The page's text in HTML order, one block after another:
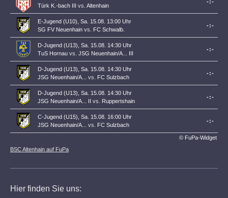
Türk K.-bach III vs. Altenhain
-:-
E-Jugend (U10), Sa. 15.08. 13:00 Uhr
SG FV Neuenhain vs. FC Schwalb.
-:-
D-Jugend (U13), Sa. 15.08. 14:30 Uhr
TuS Hornau vs. JSG Neuenhain/A... III
-:-
D-Jugend (U13), Sa. 15.08. 14:30 Uhr
JSG Neuenhain/A...
vs. FC Sulzbach
-:-
D-Jugend (U13), Sa. 15.08. 14:30 Uhr
JSG Neuenhain/A... II vs. Ruppertshain
-:-
C-Jugend (U15), Sa. 15.08. 16:00 Uhr
JSG Neuenhain/A...
vs. FC Sulzbach
-:-
© FuPa-Widget
BSC Altenhain auf FuPa
Hier finden Sie uns: